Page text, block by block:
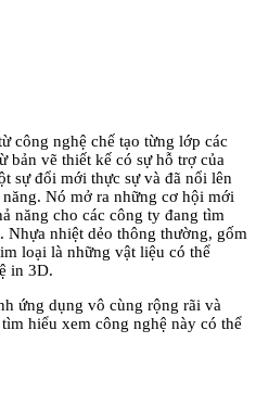
công nghệ chế tạo từng lớp các
bản vẽ thiết kế có sự hỗ trợ của
sự đổi mới thực sự và đã nổi lên
Nó mở ra những cơ hội mới
năng cho các công ty đang tìm
Nhựa nhiệt dẻo thông thường, gốm
loại là những vật liệu có thể
in 3D.
ứng dụng vô cùng rộng rãi và
hiểu xem công nghệ này có thể